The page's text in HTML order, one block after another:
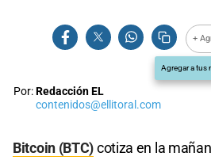
+
Agregar a tus
Por:Redacción EL
contenidos@ellitoral.com
Bitcoin (BTC)cotiza en la